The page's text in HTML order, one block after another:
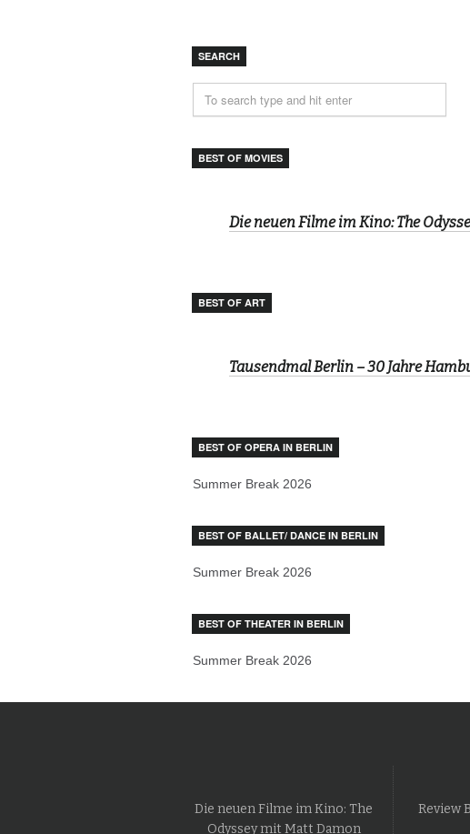
SEARCH
BEST OF MOVIES
Die neuen Filme im Kino: The
BEST OF ART
Tausendmal Berlin – 30 Jahre
BEST OF OPERA IN BERLIN
Summer Break 2026
BEST OF BALLET/ DANCE IN BERLIN
Summer Break 2026
BEST OF THEATER IN BERLIN
Summer Break 2026
Die neuen Filme im Kino: The
Odyssey mit Matt Damon
Review